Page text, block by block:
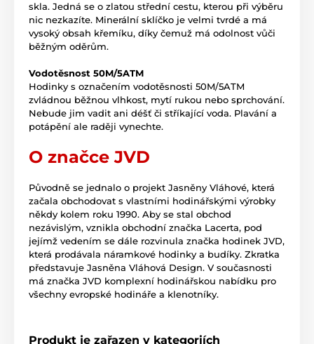
skla. Jedná se o zlatou střední cestu, kterou při výběru
nic nezkazíte. Minerální sklíčko je velmi tvrdé a má
vysoký obsah křemíku, díky čemuž má odolnost vůči
běžným oděrům.
Vodotěsnost 50M/5ATM
Hodinky s označením vodotěsnosti 50M/5ATM
zvládnou běžnou vlhkost, mytí rukou nebo sprchování.
Nebude jim vadit ani déšť či stříkající voda. Plavání a
potápění ale raději vynechte.
O značce JVD
Původně se jednalo o projekt Jasněny Vláhové, která
začala obchodovat s vlastními hodinářskými výrobky
někdy kolem roku 1990. Aby se stal obchod
nezávislým, vznikla obchodní značka Lacerta, pod
jejímž vedením se dále rozvinula značka hodinek JVD,
která prodávala náramkové hodinky a budíky. Zkratka
představuje Jasněna Vláhová Design. V současnosti
má značka JVD komplexní hodinářskou nabídku pro
všechny evropské hodináře a klenotníky.
Produkt je zařazen v kategoriích